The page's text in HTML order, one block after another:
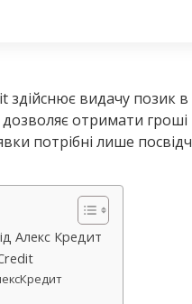
здійснює видачу позик в
отримати
потрібні лише
Алекс Кредит